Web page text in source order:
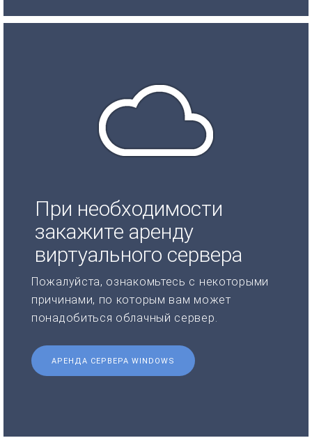
При необходимости
закажите аренду
виртуального сервера
Пожалуйста, ознакомьтесь с некоторыми
причинами, по которым вам может
понадобиться облачный сервер.
АРЕНДА СЕРВЕРА WINDOWS